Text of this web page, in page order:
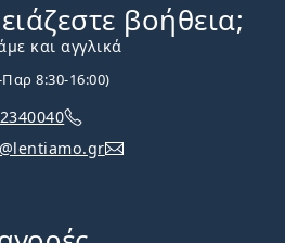
βοήθεια;
και αγγλικά
8:30-16:00)